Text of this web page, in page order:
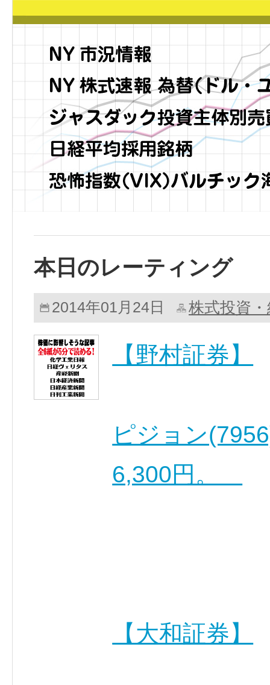
本日のレーティング
2014年01月24日 株式投資
【野村証券】
ピジョン
6,300円。
【大和証券】